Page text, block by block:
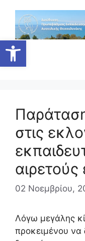
Ανοίξτε τη γραμμή
περιεχόμενο
στις
02 Νοεμβρίου,
Λόγω μεγάλης
προκειμένου να